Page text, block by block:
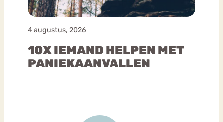
4 augustus, 2026
10X IEMAND HELPEN MET
PANIEKAANVALLEN